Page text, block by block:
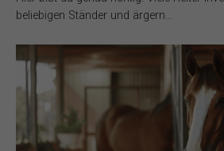
beliebigen Ständer und ärgern…